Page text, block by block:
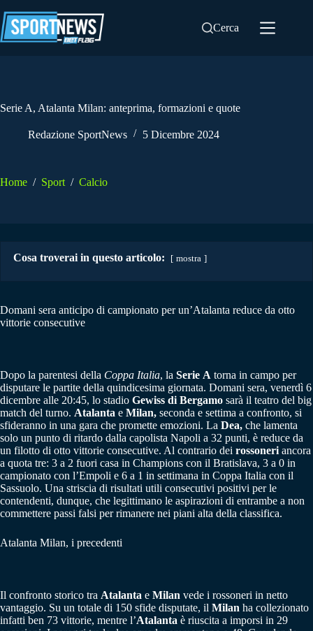
al
contenuto
Cerca
Serie A, Atalanta Milan: anteprima, formazioni e quote
Redazione SportNews 5 Dicembre 2024
Home / Sport / Calcio
Cosa troverai in questo articolo: mostra
Domani sera anticipo di campionato per un’Atalanta reduce da otto
vittorie consecutive
Dopo la parentesi della Coppa Italia, la Serie A torna in campo per
disputare le partite della quindicesima giornata. Domani sera, venerdì 6
dicembre alle 20:45, lo stadio Gewiss di Bergamo sarà il teatro del big
match del turno. Atalanta e Milan, seconda e settima a confronto, si
sfideranno in una gara che promette emozioni. La Dea, che lamenta
solo un punto di ritardo dalla capolista Napoli a 32 punti, è reduce da
un filotto di otto vittorie consecutive. Al contrario dei rossoneri ancora
a quota tre: 3 a 2 fuori casa in Champions con il Bratislava, 3 a 0 in
campionato con l’Empoli e 6 a 1 in settimana in Coppa Italia con il
Sassuolo. Una striscia di risultati utili consecutivi positivi per le
contendenti, dunque, che legittimano le aspirazioni di entrambe a non
commettere passi falsi per rimanere nei piani alta della classifica.
Atalanta Milan, i precedenti
Il confronto storico tra Atalanta e Milan vede i rossoneri in netto
vantaggio. Su un totale di 150 sfide disputate, il Milan ha collezionato
infatti ben 73 vittorie, mentre l’Atalanta è riuscita a imporsi in 29